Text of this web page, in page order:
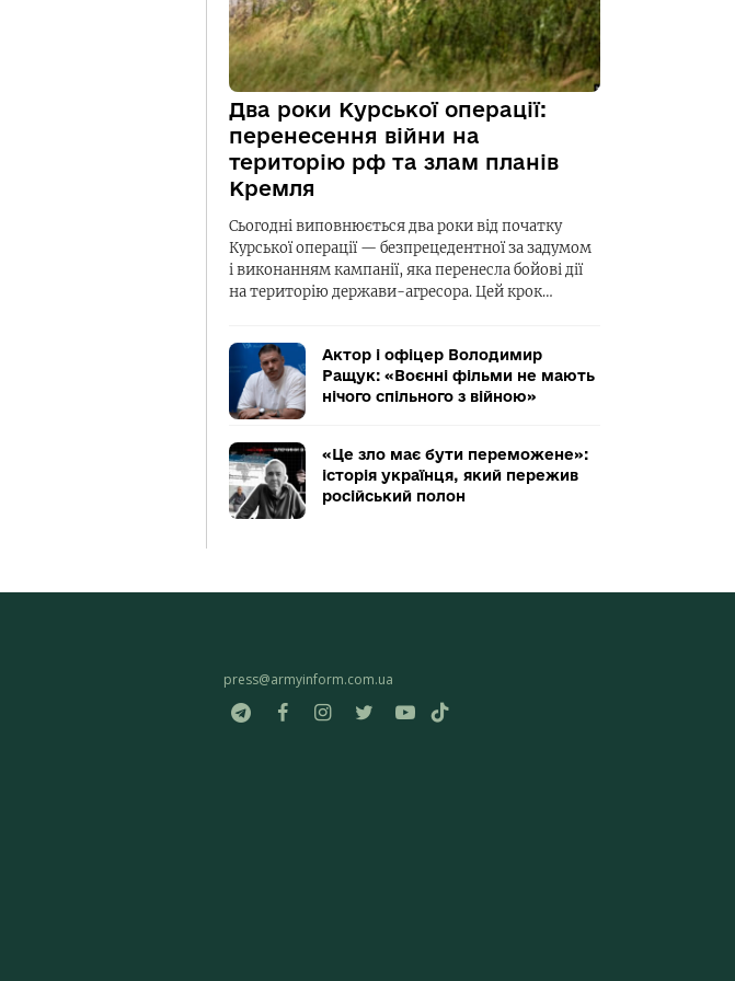
Два роки Курської операції:
перенесення війни на
територію рф та злам планів
Кремля
Сьогодні виповнюється два роки від початку
Курської операції — безпрецедентної за задумом
і виконанням кампанії, яка перенесла бойові дії
на територію держави-агресора. Цей крок…
Актор і офіцер Володимир
Ращук: «Воєнні фільми не мають
нічого спільного з війною»
«Це зло має бути переможене»:
історія українця, який пережив
російський полон
press@armyinform.com.ua